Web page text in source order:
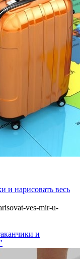
и нарисовать весь
ves-mir-u-
и